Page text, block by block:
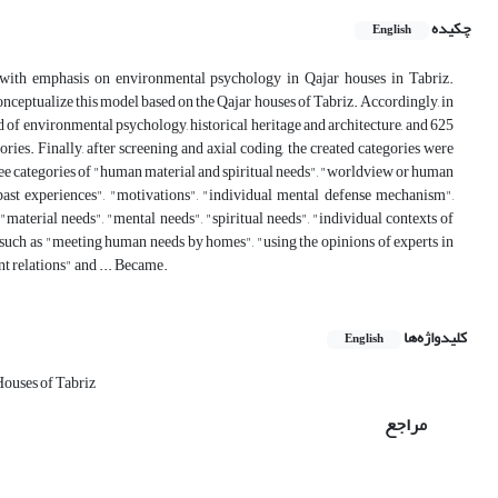
چکیده English
emphasis on environmental psychology in Qajar houses in Tabriz.
this model based on the Qajar houses of Tabriz. Accordingly, in
environmental psychology, historical heritage and architecture, and 625
Finally, after screening and axial coding, the created categories were
categories of "human material and spiritual needs", "worldview or human
experiences", "motivations", "individual mental defense mechanism",
needs", "mental needs", "spiritual needs", "individual contexts of
as "meeting human needs by homes", "using the opinions of experts in
relations" and ... Became.
کلیدواژه‌ها English
of Tabriz
مراجع